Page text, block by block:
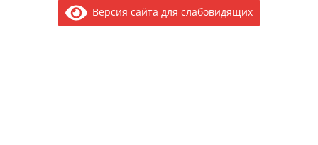
Версия сайта для слабовидящих